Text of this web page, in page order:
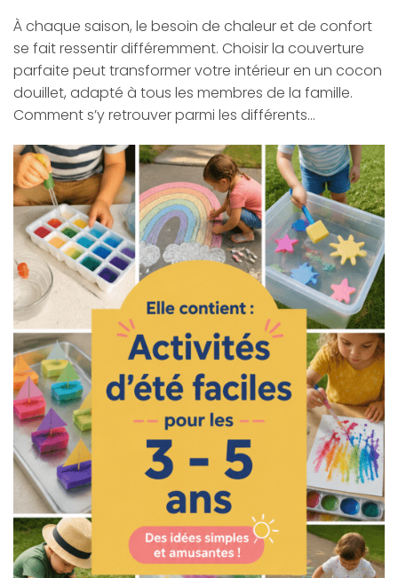
À chaque saison, le besoin de chaleur et de confort
se fait ressentir différemment. Choisir la couverture
parfaite peut transformer votre intérieur en un cocon
douillet, adapté à tous les membres de la famille.
Comment s’y retrouver parmi les différents…